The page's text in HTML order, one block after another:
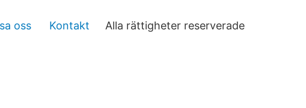
oss Kontakt Alla rättigheter reserverade